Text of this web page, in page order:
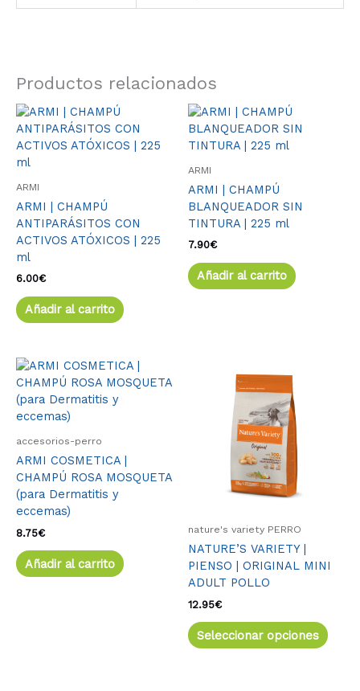
Productos relacionados
ARMI
ARMI | CHAMPÚ
ANTIPARÁSITOS CON
ACTIVOS ATÓXICOS | 225
ml
6.00€
Añadir al carrito
ARMI
ARMI | CHAMPÚ
BLANQUEADOR SIN
TINTURA | 225 ml
7.90€
Añadir al carrito
accesorios-perro
ARMI COSMETICA |
CHAMPÚ ROSA MOSQUETA
(para Dermatitis y
eccemas)
8.75€
Añadir al carrito
nature's variety PERRO
NATURE’S VARIETY |
PIENSO | ORIGINAL MINI
ADULT POLLO
12.95€
Seleccionar opciones